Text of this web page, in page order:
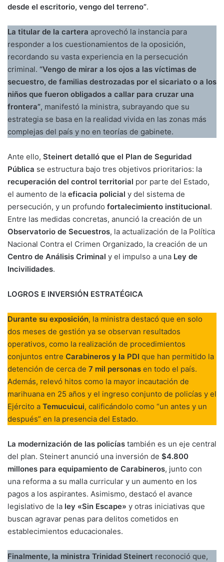
desde el escritorio, vengo del terreno”.
La titular de la cartera aprovechó la instancia para
responder a los cuestionamientos de la oposición,
recordando su vasta experiencia en la persecución
criminal. “Vengo de mirar a los ojos a las víctimas de
secuestro, de familias destrozadas por el sicariato o a los
niños que fueron obligados a callar para cruzar una
frontera”, manifestó la ministra, subrayando que su
estrategia se basa en la realidad vivida en las zonas más
complejas del país y no en teorías de gabinete.
Ante ello, Steinert detalló que el Plan de Seguridad
Pública se estructura bajo tres objetivos prioritarios: la
recuperación del control territorial por parte del Estado,
el aumento de la eficacia policial y del sistema de
persecución, y un profundo fortalecimiento institucional.
Entre las medidas concretas, anunció la creación de un
Observatorio de Secuestros, la actualización de la Política
Nacional Contra el Crimen Organizado, la creación de un
Centro de Análisis Criminal y el impulso a una Ley de
Incivilidades.
LOGROS E INVERSIÓN ESTRATÉGICA
Durante su exposición, la ministra destacó que en solo
dos meses de gestión ya se observan resultados
operativos, como la realización de procedimientos
conjuntos entre Carabineros y la PDI que han permitido la
detención de cerca de 7 mil personas en todo el país.
Además, relevó hitos como la mayor incautación de
marihuana en 25 años y el ingreso conjunto de policías y el
Ejército a Temucuicui, calificándolo como “un antes y un
después” en la presencia del Estado.
La modernización de las policías también es un eje central
del plan. Steinert anunció una inversión de $4.800
millones para equipamiento de Carabineros, junto con
una reforma a su malla curricular y un aumento en los
pagos a los aspirantes. Asimismo, destacó el avance
legislativo de la ley «Sin Escape» y otras iniciativas que
buscan agravar penas para delitos cometidos en
establecimientos educacionales.
Finalmente, la ministra Trinidad Steinert reconoció que,